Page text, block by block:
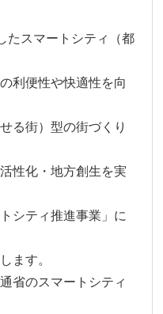
スマートシティ（都
便性や快適性を向
街）型の街づくり
化・地方創生を実
ティ推進事業」に
ます。
のスマートシティ